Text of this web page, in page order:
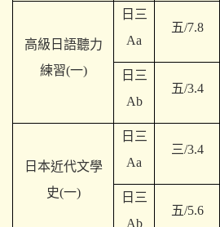
高級日語聽力
練習(一)
日三
Aa
五/7.8
日三
Ab
五/3.4
日本近代文學
史(一)
日三
Aa
三/3.4
日三
Ab
五/5.6